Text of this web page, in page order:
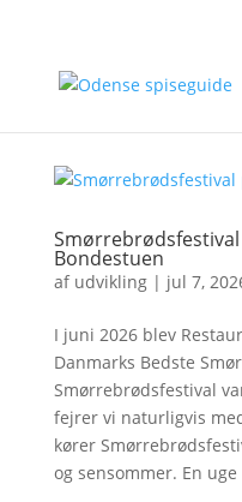
Bondestuen
af udvikling| jul 7,
I juni 2026 blev
Danmarks Bedste
Smørrebrødsfestival
fejrer vi naturligvis
kører
og sensommer. En